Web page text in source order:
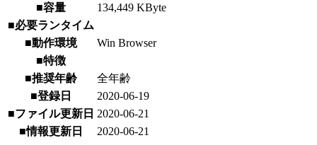
■容量
134,449 KByte
■必要ランタイム
■動作環境
Win Browser
■特徴
■推奨年齢
全年齢
■登録日
2020-06-19
■ファイル更新日 2020-06-21
■情報更新日
2020-06-21